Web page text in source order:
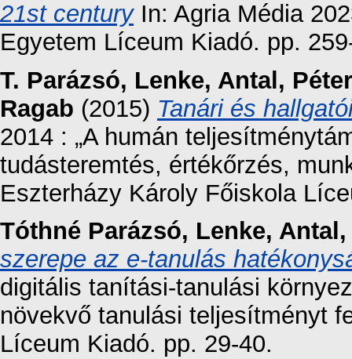
21st centuryIn: Agria Média
Egyetem Líceum Kiadó. pp.
T. Parázsó, Lenke, Antal, Péter
Ragab (2015) Tanári és
2014 : „A humán
tudásteremtés, értékőrzés,
Eszterházy Károly Főiskola
Tóthné Parázsó, Lenke, Antal,
szerepe az e-tanulás
digitális tanítási-tanulási
növekvő tanulási teljesítményt
Líceum Kiadó. pp. 29-40.